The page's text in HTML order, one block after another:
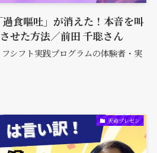
食嘔吐」が消えた！本音を叫
せた方法／前田 千聡さん
シフト実践プログラムの体験者・実
天命プレゼン